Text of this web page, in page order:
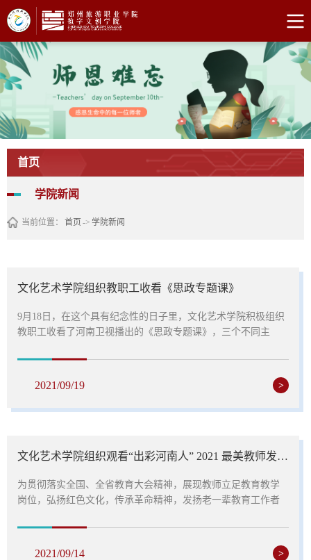
首页
学院新闻
当前位置： 首页 -> 学院新闻
文化艺术学院组织教职工收看《思政专题课》
9月18日，在这个具有纪念性的日子里，文化艺术学院积极组织
教职工收看了河南卫视播出的《思政专题课》，三个不同主
教职工认真收看学习《思政专题
课》在2021年7月20号的抗洪中我们可以看到涌现出的感人事件
是如此之多，特别是一些普通人自发的救援，默默付出不求回
2021/09/19 >
文化艺术学院组织观看“出彩河南人” 2021 最美教师发布仪式和人物事迹展播活动
为贯彻落实全国、全省教育大会精神，展现教师立足教育教学
岗位，弘扬红色文化，传承革命精神，发扬老一辈教育工作者
组织全体教职工观看“出彩河南人”2021最美教师发布仪式和人物
事迹展播活动，在整个观看过程中，全体教职工聚精会神，聆
2021/09/14 >